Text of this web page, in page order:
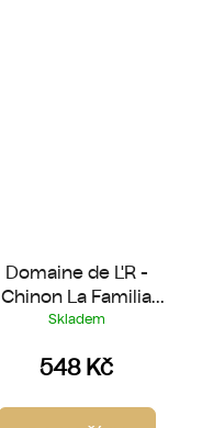
Domaine de L'R -
Chinon La Familia
2022
Skladem
548 Kč